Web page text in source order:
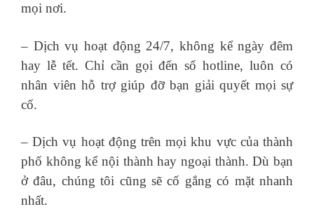
mọi nơi.
– Dịch vụ hoạt động 24/7, không kể ngày đêm
hay lễ tết. Chỉ cần gọi đến số hotline, luôn có
nhân viên hỗ trợ giúp đỡ bạn giải quyết mọi sự
cố.
– Dịch vụ hoạt động trên mọi khu vực của thành
phố không kể nội thành hay ngoại thành. Dù bạn
ở đâu, chúng tôi cũng sẽ cố gắng có mặt nhanh
nhất.